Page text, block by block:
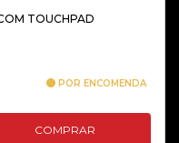
TOUCHPAD
POR ENCOMENDA
COMPRAR